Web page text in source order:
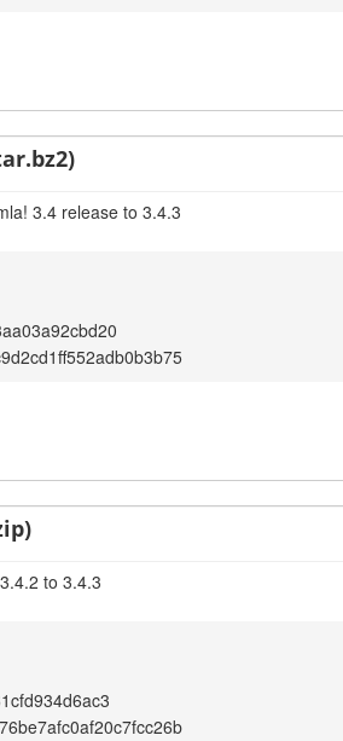
3.4 release to 3.4.3
to 3.4.3